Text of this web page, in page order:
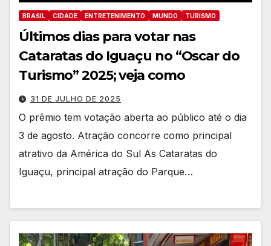
BRASIL CIDADE ENTRETENIMENTO MUNDO TURISMO
Últimos dias para votar nas
Cataratas do Iguaçu no “Oscar do
Turismo” 2025; veja como
31 DE JULHO DE 2025
O prêmio tem votação aberta ao público até o dia
3 de agosto. Atração concorre como principal
atrativo da América do Sul As Cataratas do
Iguaçu, principal atração do Parque…